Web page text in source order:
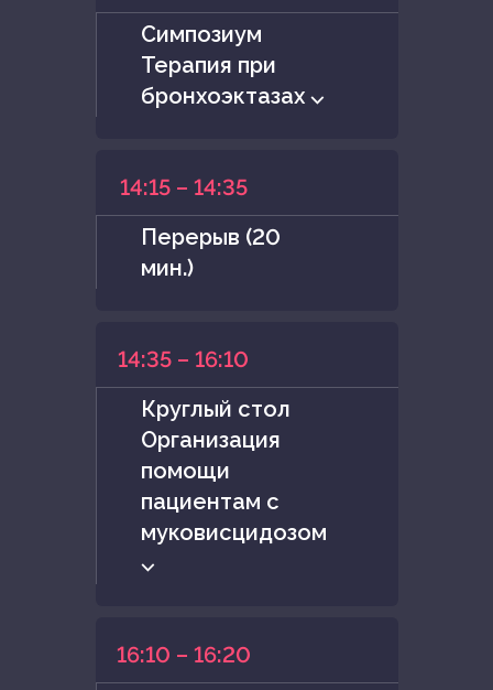
Симпозиум
Терапия при
бронхоэктазах ⌵
14:15 – 14:35
Перерыв (20
мин.)
14:35 – 16:10
Круглый стол
Организация
помощи
пациентам с
муковисцидозом
⌵
16:10 – 16:20